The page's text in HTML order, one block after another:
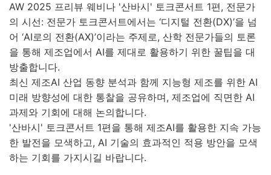
AW 2025 프리뷰 웨비나 '산바시' 토크콘서트 1편, 전문가
의 시선: 전문가 토크콘서트에서는 ‘디지털 전환(DX)’을 넘
어 ‘AI로의 전환(AX)’이라는 주제로, 산학 전문가들의 토론
을 통해 제조업에서 AI를 제대로 활용하기 위한 꿀팁을 대
방출합니다.
최신 제조AI 산업 동향 분석과 함께 지능형 제조를 위한 AI
미래 방향성에 대한 통찰을 공유하며, 제조업에 직면한 AI
과제와 기회에 대해 논의합니다.
'산바시' 토크콘서트 1편을 통해 제조AI를 활용한 지속 가능
한 발전을 모색하고, AI 기술의 효과적인 적용 방안을 모색
하는 기회를 가지시길 바랍니다.